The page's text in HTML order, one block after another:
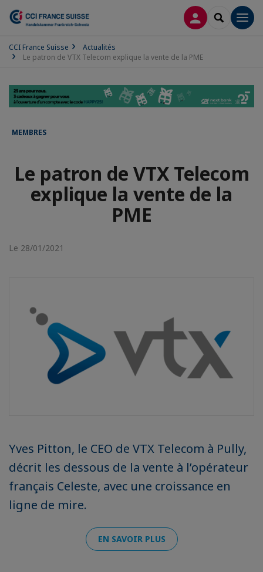
CONNEXION
CCI France Suisse
Actualités
Le patron de VTX Telecom explique la vente de la PME
MEMBRES
Le patron de VTX Telecom
explique la vente de la
PME
Le 28/01/2021
Yves Pitton, le CEO de VTX Telecom à Pully,
décrit les dessous de la vente à l’opérateur
français Celeste, avec une croissance en
ligne de mire.
EN SAVOIR PLUS